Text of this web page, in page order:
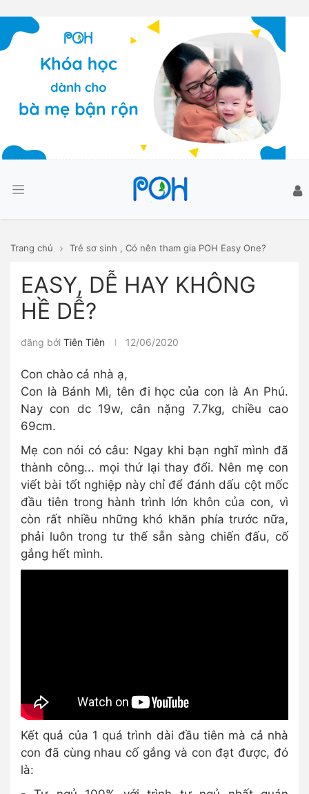
Trang chủ Trẻ sơ sinh , Có nên tham gia POH Easy One?
EASY, DỄ HAY KHÔNG
HỀ DỄ?
đăng bởi Tiên Tiên 12/06/2020
Con chào cả nhà ạ,
Con là Bánh Mì, tên đi học của con là An Phú.
Nay con dc 19w, cân nặng 7.7kg, chiều cao
69cm.
Mẹ con nói có câu: Ngay khi bạn nghĩ mình đã
thành công... mọi thứ lại thay đổi. Nên mẹ con
viết bài tốt nghiệp này chỉ để đánh dấu cột mốc
đầu tiên trong hành trình lớn khôn của con, vì
còn rất nhiều những khó khăn phía trước nữa,
phải luôn trong tư thế sẵn sàng chiến đấu, cố
gắng hết mình.
Kết quả của 1 quá trình dài đầu tiên mà cả nhà
con đã cùng nhau cố gắng và con đạt được, đó
là: